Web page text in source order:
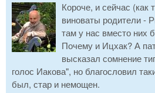
Короче, и сейчас (как
виноваты родители -
там у нас вместо них
Почему и Ицхак? А
высказал сомнение
голос Иакова", но благословил
был, стар и немощен.